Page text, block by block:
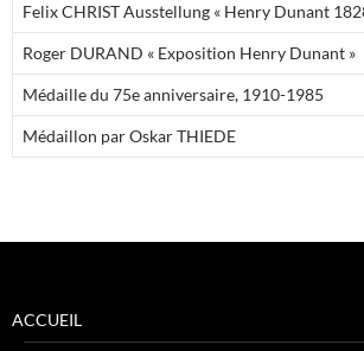
Felix CHRIST Ausstellung « Henry Dunant
Roger DURAND « Exposition Henry Dunant »
Médaille du 75e anniversaire, 1910-1985
Médaillon par Oskar THIEDE
ACCUEIL